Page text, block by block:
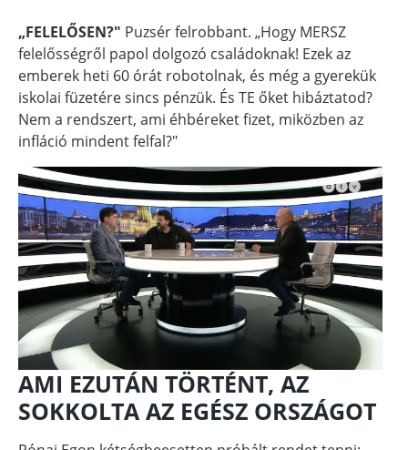
„FELELŐSEN?" Puzsér felrobbant. „Hogy MERSZ
felelősségről papol dolgozó családoknak! Ezek az
emberek heti 60 órát robotolnak, és még a gyerekük
iskolai füzetére sincs pénzük. És TE őket hibáztatod?
Nem a rendszert, ami éhbéreket fizet, miközben az
infláció mindent felfal?"
AMI EZUTÁN TÖRTÉNT, AZ
SOKKOLTA AZ EGÉSZ ORSZÁGOT